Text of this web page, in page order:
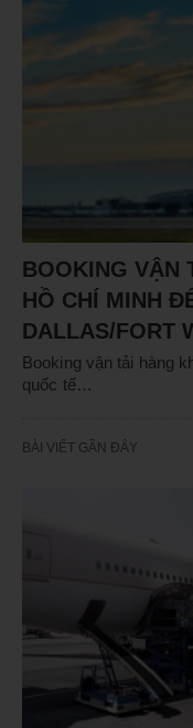
BOOKING VẬN
HỒ CHÍ MINH
DALLAS/FORT
Booking vận tải hàng
quốc tế…
BÀI VIẾT GẦN ĐÂY